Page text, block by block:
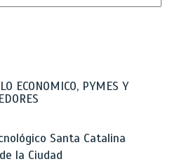
ECONOMICO, PYMES Y
Santa Catalina
la Ciudad